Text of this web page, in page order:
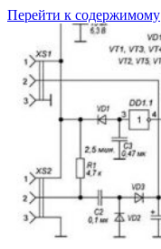
Перейти к содержимому